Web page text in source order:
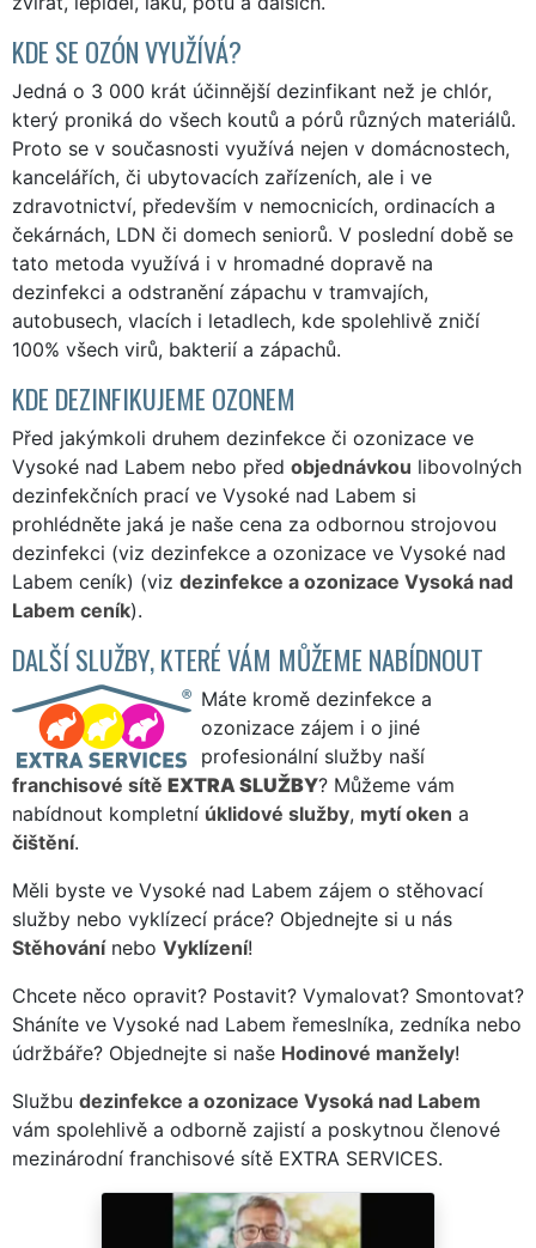
KDE SE OZÓN VYUŽÍVÁ?
Jedná o 3 000 krát účinnější dezinfikant než je chlór,
který proniká do všech koutů a pórů různých materiálů.
Proto se v současnosti využívá nejen v domácnostech,
kancelářích, či ubytovacích zařízeních, ale i ve
zdravotnictví, především v nemocnicích, ordinacích a
čekárnách, LDN či domech seniorů. V poslední době se
tato metoda využívá i v hromadné dopravě na
dezinfekci a odstranění zápachu v tramvajích,
autobusech, vlacích i letadlech, kde spolehlivě zničí
100% všech virů, bakterií a zápachů.
KDE DEZINFIKUJEME OZONEM
Před jakýmkoli druhem dezinfekce či ozonizace ve
Vysoké nad Labem nebo před objednávkou libovolných
dezinfekčních prací ve Vysoké nad Labem si
prohlédněte jaká je naše cena za odbornou strojovou
dezinfekci (viz dezinfekce a ozonizace ve Vysoké nad
Labem ceník) (viz dezinfekce a ozonizace Vysoká nad
Labem ceník).
DALŠÍ SLUŽBY, KTERÉ VÁM MŮŽEME NABÍDNOUT
Máte kromě dezinfekce a
ozonizace zájem i o jiné
profesionální služby naší
franchisové sítě EXTRA SLUŽBY? Můžeme vám
nabídnout kompletní úklidové služby, mytí oken a
čištění.
Měli byste ve Vysoké nad Labem zájem o stěhovací
služby nebo vyklízecí práce? Objednejte si u nás
Stěhovánínebo Vyklízení!
Chcete něco opravit? Postavit? Vymalovat? Smontovat?
Sháníte ve Vysoké nad Labem řemeslníka, zedníka nebo
údržbáře? Objednejte si naše Hodinové manžely!
Službu dezinfekce a ozonizace Vysoká nad Labem
vám spolehlivě a odborně zajistí a poskytnou členové
mezinárodní franchisové sítě EXTRA SERVICES.